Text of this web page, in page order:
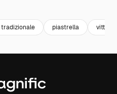
tradizionale piastrella